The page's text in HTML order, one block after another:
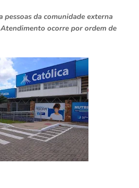
pessoas da comunidade externa
ocorre por ordem de